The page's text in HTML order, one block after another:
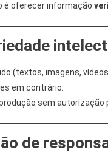
é oferecer informação
(textos, imagens,
em contrário.
sem autorização
de